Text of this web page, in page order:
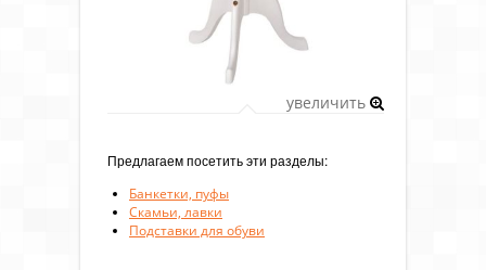
увеличить
Предлагаем посетить эти разделы:
Банкетки, пуфы
Скамьи, лавки
Подставки для обуви